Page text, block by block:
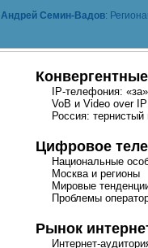
Андрей Семин-Вадов:
IP-телефония:
VoB и Video over
Россия: тернистый
Цифровое
Национальные
Москва и регионы
Мировые
Проблемы
Рынок
Интернет-